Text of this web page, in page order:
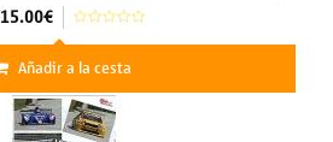
15.00€
Añadir a la cesta